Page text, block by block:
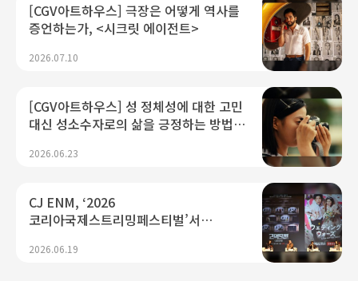
[CGV아트하우스] 극장은 어떻게 역사를
증언하는가, <시크릿 에이전트>
2026.07.10
[CGV아트하우스] 성 정체성에 대한 고민
대신 성소수자로의 삶을 긍정하는 방법,
2026.06.23
CJ ENM, ‘2026
코리아국제스트리밍페스티벌’서
기술 결합으로 글로벌 확장 가속"
2026.06.19